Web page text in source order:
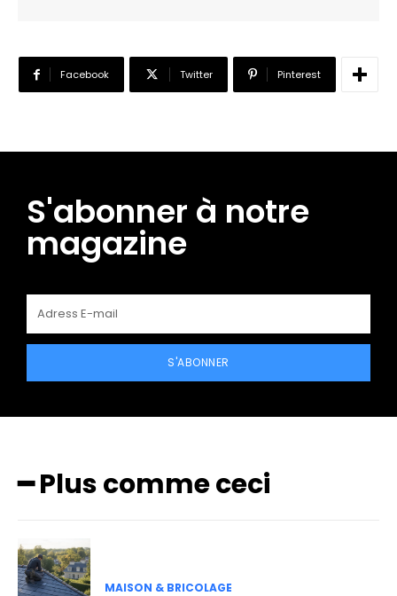
Facebook Twitter Pinterest
S'abonner à notre
magazine
S'ABONNER
━ Plus comme ceci
MAISON & BRICOLAGE